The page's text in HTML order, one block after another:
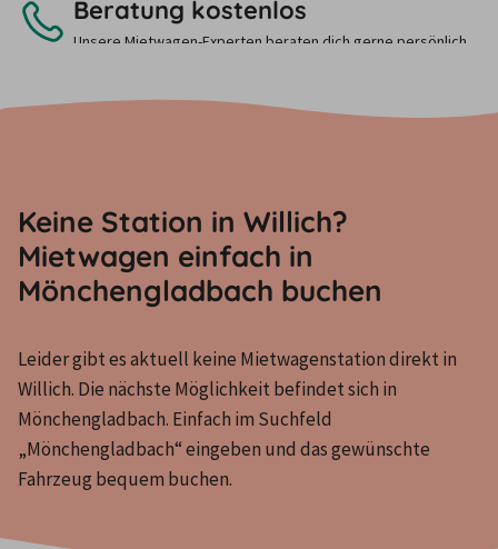
Beratung kostenlos
Unsere Mietwagen-Experten beraten dich gerne persönlich.
Keine Station in Willich?
Mietwagen einfach in
Mönchengladbach buchen
Leider gibt es aktuell keine Mietwagenstation direkt in
Willich. Die nächste Möglichkeit befindet sich in
Mönchengladbach. Einfach im Suchfeld
„Mönchengladbach“ eingeben und das gewünschte
Fahrzeug bequem buchen.